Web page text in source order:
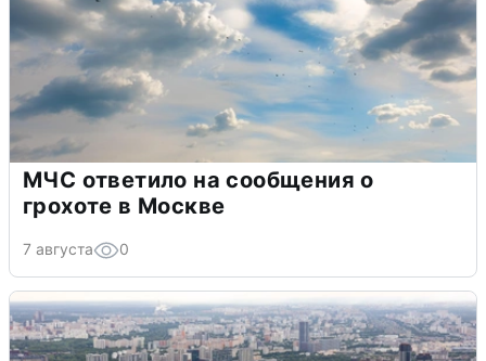
МЧС ответило на сообщения о
грохоте в Москве
7 августа 0